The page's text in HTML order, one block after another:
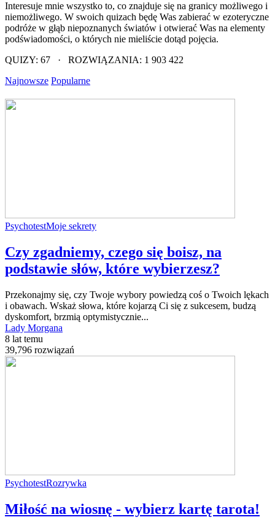
Interesuje mnie wszystko to, co znajduje się na granicy możliwego i
niemożliwego. W swoich quizach będę Was zabierać w ezoteryczne
podróże w głąb niepoznanych światów i otwierać Was na elementy
podświadomości, o których nie mieliście dotąd pojęcia.
QUIZY: 67 · ROZWIĄZANIA: 1 903 422
Najnowsze Popularne
PsychotestMoje sekrety
Czy zgadniemy, czego się boisz, na
podstawie słów, które wybierzesz?
Przekonajmy się, czy Twoje wybory powiedzą coś o Twoich lękach
i obawach. Wskaż słowa, które kojarzą Ci się z sukcesem, budzą
dyskomfort, brzmią optymistycznie...
Lady Morgana
8 lat temu
39,796 rozwiązań
PsychotestRozrywka
Miłość na wiosnę - wybierz kartę tarota!